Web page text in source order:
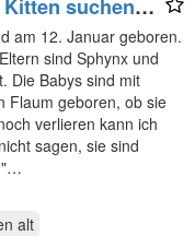
suchen
am 12. Januar geboren.
sind Sphynx und
Die Babys sind mit
Flaum geboren, ob sie
verlieren kann ich
sagen, sie sind
alt